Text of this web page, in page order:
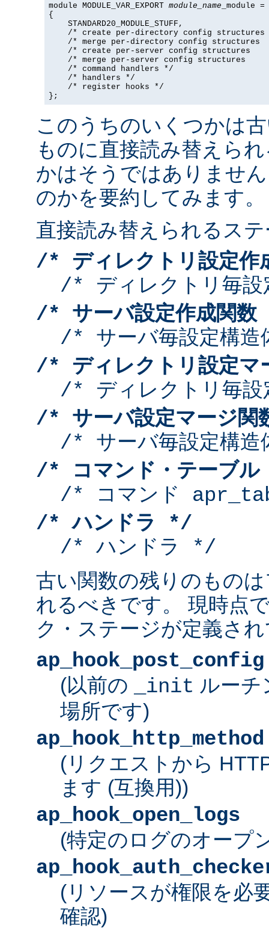
module MODULE_VAR_EXPORT module_name _module =
{
    STANDARD20_MODULE_STUFF,
/* create per-directory config structures
/* merge per-directory config structures
/* create per-server config structures
/* merge per-server config structures
    /* command handlers */
    /* handlers */
    /* register hooks */
};
このうちのいくつかは
ものに直接読み替えら
かはそうではありませ
のかを要約してみます。
直接読み替えられるス
/* ディレクトリ設定
/* ディレクトリ毎
/* サーバ設定作成関
/* サーバ毎設定構
/* ディレクトリ設定
/* ディレクトリ毎
/* サーバ設定マージ
/* サーバ毎設定構
/* コマンド・テーブ
/* コマンド
/* ハンドラ */
/* ハンドラ */
古い関数の残りのもの
れるべきです。 現時点
ク・ステージが定義さ
ap_hook_post_config
(以前の
_init ルーチ
場所です)
ap_hook_http_method
(リクエストから
ます (互換用))
ap_hook_open_logs
(特定のログのオープ
(リソースが権限を必
確認)